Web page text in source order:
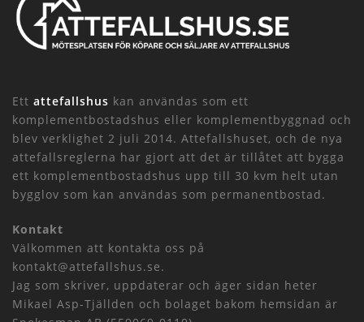
Ett attefallshus kan användas som ett
komplementbostadshus eller komplementbyggnad och
blev verklighet 2 juli 2014. Attefallshuset, och de nya
attefallsreglerna har gjort att det är tillåtet att bygga
ett komplementbostadshus upp till 30 kvm helt utan
bygglov som kan användas som permanentbostad.
Kontakt
Välkommen att kontakta oss på
kontakt@attefallshus.se.
Jag som skriver, uppdaterar och äger sidan heter
Mikael Asp-Tjällden och bolaget bakom hemsidan är